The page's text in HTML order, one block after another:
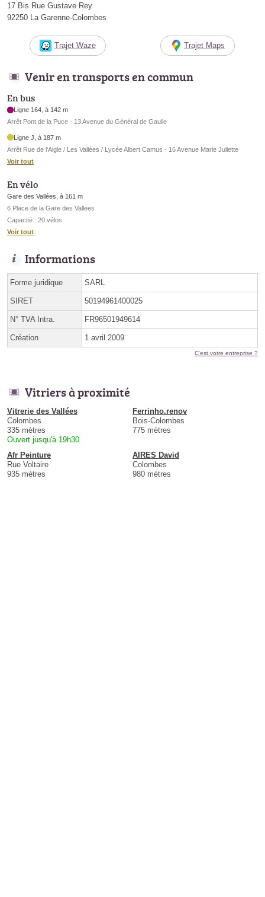
17 Bis Rue Gustave Rey
92250 La Garenne-Colombes
Trajet Waze Trajet Maps
Venir en transports en commun
En bus
Ligne 164, à 142 m
Arrêt Pont de la Puce - 13 Avenue du Général de Gaulle
Ligne J, à 187 m
Arrêt Rue de l'Aigle / Les Vallées / Lycée Albert Camus - 16 Avenue Marie Juliette
Voir tout
En vélo
Gare des Vallées, à 161 m
6 Place de la Gare des Vallees
Capacité : 20 vélos
Voir tout
Informations
Forme juridique SARL
SIRET 50194961400025
N° TVA Intra. FR96501949614
Création 1 avril 2009
C'est votre entreprise ?
Vitriers à proximité
Vitrerie des Vallées
Colombes
335 mètres
Ouvert jusqu'à 19h30
Ferrinho.renov
Bois-Colombes
775 mètres
Afr Peinture
Rue Voltaire
935 mètres
AIRES David
Colombes
980 mètres